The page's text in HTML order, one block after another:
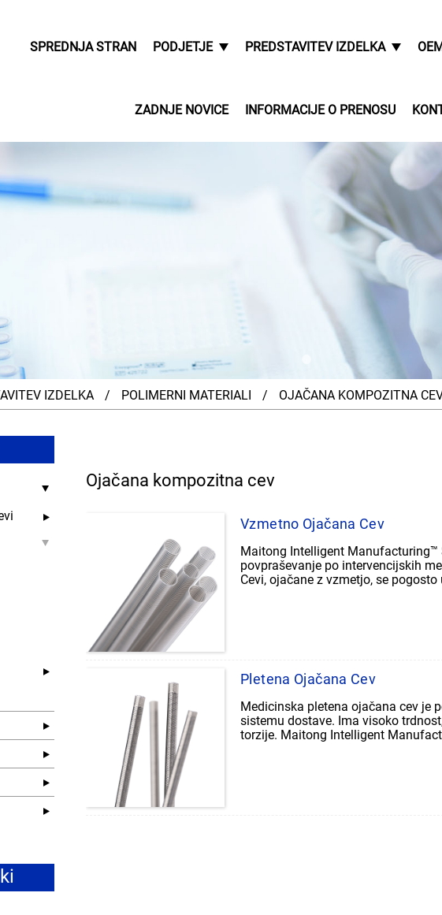
SPREDNJA STRAN PODJETJE PREDSTAVITEV IZDELKA
ZADNJE NOVICE INFORMACIJE O PRENOSU
IZDELKA POLIMERNI MATERIALI OJAČANA KOMPOZITNA
Ojačana kompozitna cev
Vzmetno Ojačana Cev
Maitong Intelligent Manufacturing™
povpraševanje po intervencijskih
Cevi, ojačane z vzmetjo, se
instrumentov, ki zagotavljajo
operacijo. Cev, ojačana z vzmetjo,
Pletena Ojačana Cev
Medicinska pletena ojačana cev je
sistemu dostave. Ima visoko
torzije. Maitong Intelligent